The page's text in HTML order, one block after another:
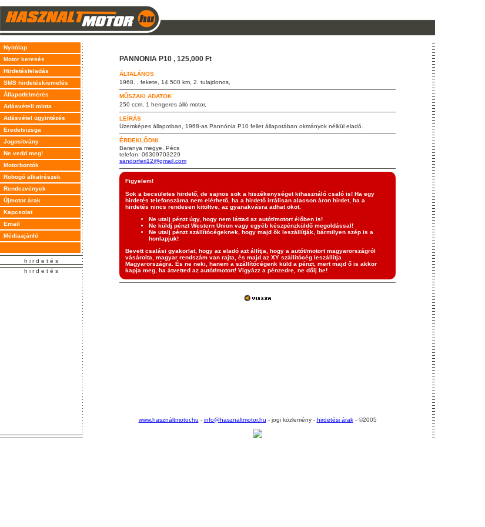
Nyitólap
Motor keresés
Hirdetésfeladás
SMS hirdetéskiemelés
Állapotfelmérés
Adásvételi minta
Adásvétel ügyintézés
Eredetvizsga
Jogosítvány
Ne vedd meg!
Motorbontók
Robogó alkatrészek
Rendezvények
Újmotor árak
Kapcsolat
Email
Médiaajánló
h i r d e t é s
h i r d e t é s
PANNONIA P10 , 125,000 Ft
ÁLTALÁNOS
1968. , fekete, 14.500 km, 2. tulajdonos,
MŰSZAKI ADATOK
250 ccm, 1 hengeres álló motor,
LEÍRÁS
Üzemképes állapotban, 1968-as Pannónia P10 fellet állapotában okmányok nélkül eladó.
ÉRDEKLŐDNI
Baranya megye, Pécs
telefon: 06309703229
sandorferi12@gmail.com
Figyelem!
Sok a becsületes hirdető, de sajnos sok a hiszékenységet kihasználó csaló is! Ha egy
hirdetés telefonszáma nem elérhető, ha a hirdető irrálisan alacson áron hirdet, ha a
hirdetés nincs rendesen kitöltve, az gyanakvásra adhat okot.
Ne utalj pénzt úgy, hogy nem láttad az autót/motort élőben is!
Ne küldj pénzt Western Union vagy egyéb készpénzküldő megoldással!
Ne utalj pénzt szállítócégeknek, hogy majd ők leszállítják, bármilyen szép is a
honlapjuk!
Bevett csalási gyakorlat, hogy az eladó azt állítja, hogy a autót/motort magyarországról
vásárolta, magyar rendszám van rajta, és majd az XY szállítócég leszállítja
Magyarországra. És ne neki, hanem a szállítócégenk küld a pénzt, mert majd ő is akkor
kapja meg, ha átvetted az autót/motort! Vigyázz a pénzedre, ne dőlj be!
www.használtmotor.hu - info@hasznaltmotor.hu - jogi közlemény - hirdetési árak- ©2005